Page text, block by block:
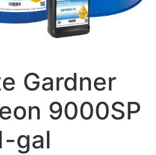
Gardner
9000SP
gal